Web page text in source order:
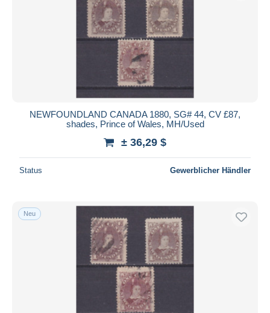
NEWFOUNDLAND CANADA 1880, SG# 44, CV £87,
shades, Prince of Wales, MH/Used
± 36,29 $
Status Gewerblicher Händler
Neu